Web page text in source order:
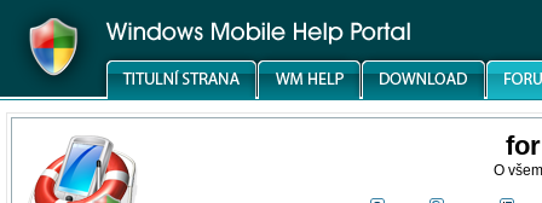
O